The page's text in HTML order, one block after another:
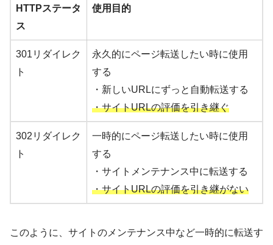
HTTPステータ
ス
使用目的
301リダイレク
ト
永久的にページ転送したい時に使用
する
・新しいURLにずっと自動転送する
・サイトURLの評価を引き継ぐ
302リダイレク
ト
一時的にページ転送したい時に使用
する
・サイトメンテナンス中に転送する
・サイトURLの評価を引き継がない
このように、サイトのメンテナンス中など一時的に転送す